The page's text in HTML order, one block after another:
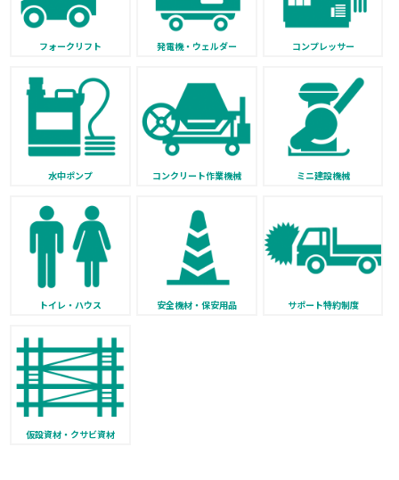
フォークリフト 発電機・ウェルダー コンプレッサー
水中ポンプ コンクリート作業機械 ミニ建設機械
トイレ・ハウス 安全機材・保安用品 サポート特約制度
仮設資材・クサビ資材